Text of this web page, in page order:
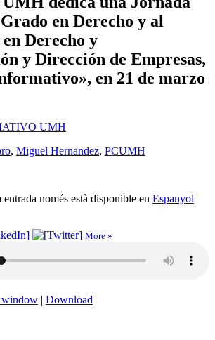
en Derecho y al
Derecho y
y Dirección de Empresas,
en 21 de marzo
UMH
, Miguel Hernandez, PCUMH
només està disponible en Espanyol
More »
window | Download